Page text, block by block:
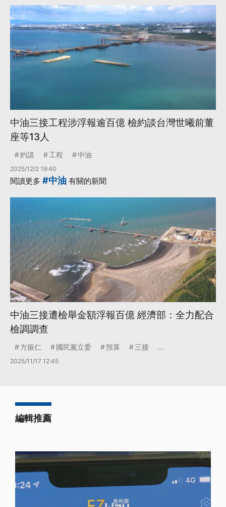
中油三接工程涉浮報逾百億 檢約談台灣世曦前董
座等13人
約談 工程 中油
2025/12/2 19:40
閱讀更多 #中油 有關的新聞
中油三接遭檢舉金額浮報百億 經濟部：全力配合
檢調調查
方振仁 國民黨立委 預算 三接 ...
2025/11/17 12:45
編輯推薦